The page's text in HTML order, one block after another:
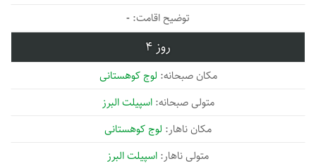
-
4
لوج کوهستانی
اسپیلت البرز
لوج کوهستانی
اسپیلت البرز